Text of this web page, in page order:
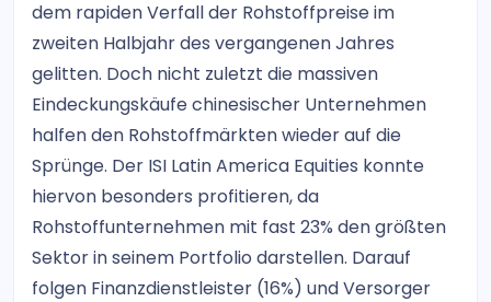
dem rapiden Verfall der Rohstoffpreise im
zweiten Halbjahr des vergangenen Jahres
gelitten. Doch nicht zuletzt die massiven
Eindeckungskäufe chinesischer Unternehmen
halfen den Rohstoffmärkten wieder auf die
Sprünge. Der ISI Latin America Equities konnte
hiervon besonders profitieren, da
Rohstoffunternehmen mit fast 23% den größten
Sektor in seinem Portfolio darstellen. Darauf
folgen Finanzdienstleister (16%) und Versorger